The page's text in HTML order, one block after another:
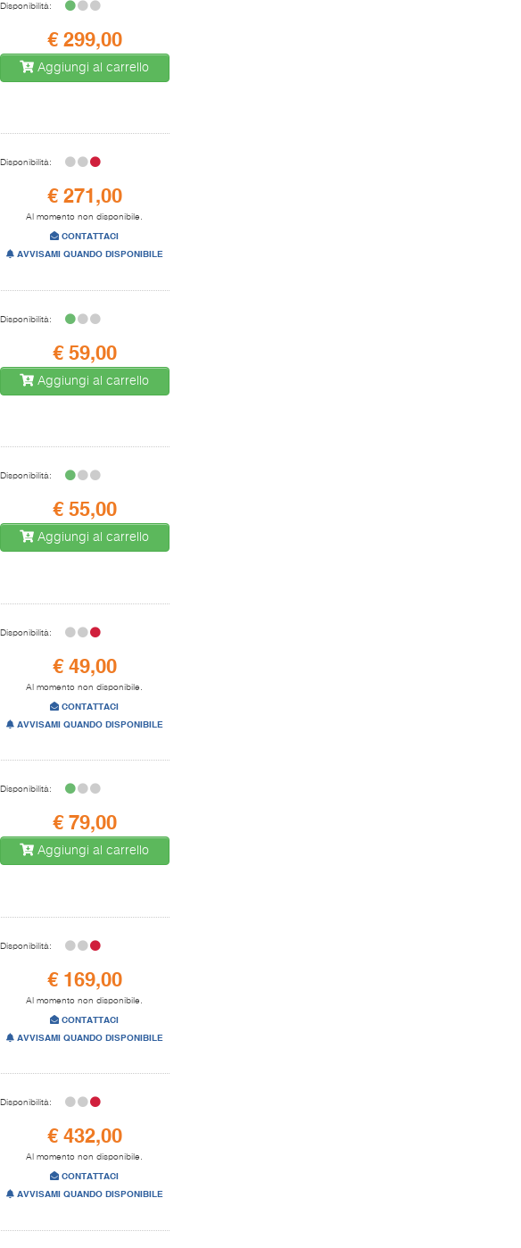
Disponibilità:
€ 299,00
Aggiungi al carrello
Disponibilità:
€ 271,00
Al momento non disponibile.
CONTATTACI
AVVISAMI QUANDO DISPONIBILE
Disponibilità:
€ 59,00
Aggiungi al carrello
Disponibilità:
€ 55,00
Aggiungi al carrello
Disponibilità:
€ 49,00
Al momento non disponibile.
CONTATTACI
AVVISAMI QUANDO DISPONIBILE
Disponibilità:
€ 79,00
Aggiungi al carrello
Disponibilità:
€ 169,00
Al momento non disponibile.
CONTATTACI
AVVISAMI QUANDO DISPONIBILE
Disponibilità:
€ 432,00
Al momento non disponibile.
CONTATTACI
AVVISAMI QUANDO DISPONIBILE